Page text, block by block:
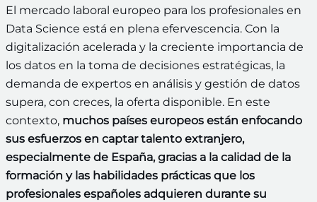
El mercado laboral europeo para los profesionales en
Data Science está en plena efervescencia. Con la
digitalización acelerada y la creciente importancia de
los datos en la toma de decisiones estratégicas, la
demanda de expertos en análisis y gestión de datos
supera, con creces, la oferta disponible. En este
contexto, muchos países europeos están enfocando
sus esfuerzos en captar talento extranjero,
especialmente de España, gracias a la calidad de la
formación y las habilidades prácticas que los
profesionales españoles adquieren durante su